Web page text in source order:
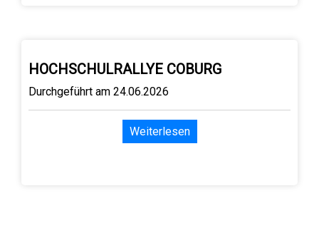
HOCHSCHULRALLYE COBURG
Durchgeführt am 24.06.2026
Weiterlesen